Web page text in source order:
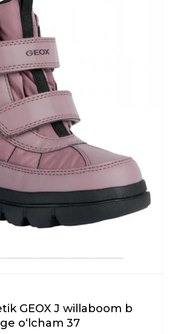
GEOX J willaboom b
oʻlcham 37